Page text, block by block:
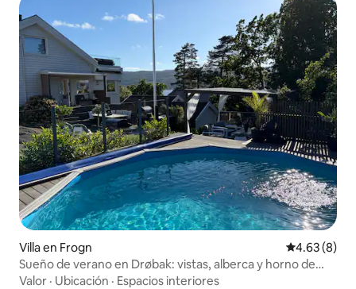
Villa en Frogn Calificación
4.63 (8)
Sueño de verano en Drøbak: vistas, alberca y horno de
pizza
Valor · Ubicación · Espacios interiores